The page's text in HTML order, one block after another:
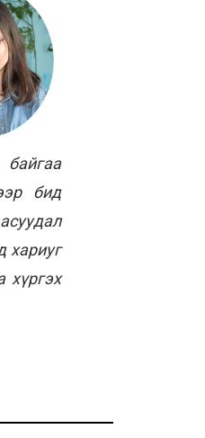
бид
хариуг
хүргэх